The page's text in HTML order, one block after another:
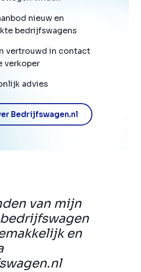
van mijn
en
nieuw en
bedrijfswagens
vertrouwd in contact
verkoper
advies
Bedrijfswagen.nl